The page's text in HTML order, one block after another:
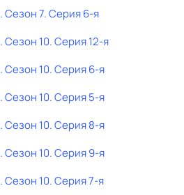
. Сезон 7. Серия 6-я
. Сезон 10. Серия 12-я
. Сезон 10. Серия 6-я
. Сезон 10. Серия 5-я
. Сезон 10. Серия 8-я
. Сезон 10. Серия 9-я
. Сезон 10. Серия 7-я